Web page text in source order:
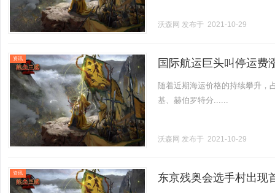
沃森网 发布于 2021-10-29
资讯 国际航运巨头叫停运费
随着近期海运价格的持续攀升，
基、赫伯罗特分......
沃森网 发布于 2021-10-29
资讯 东京残奥会选手村出现